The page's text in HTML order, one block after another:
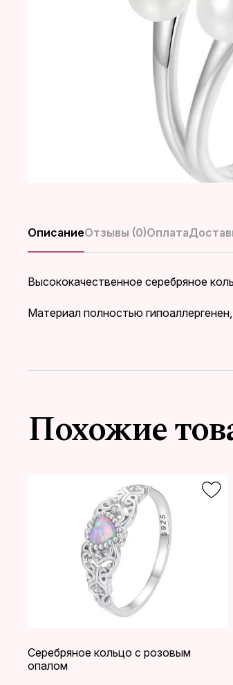
ОписаниеОтзывы (0)Оплата
Высококачественное серебряное
Материал полностью
Похожие
Серебряное кольцо с розовым
опалом